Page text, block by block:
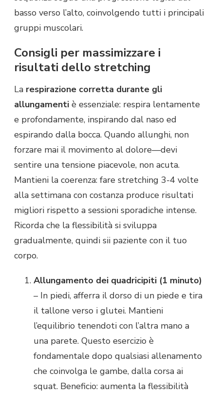
basso verso l’alto, coinvolgendo tutti i principali
gruppi muscolari.
Consigli per massimizzare i
risultati dello stretching
La respirazione corretta durante gli
allungamenti è essenziale: respira lentamente
e profondamente, inspirando dal naso ed
espirando dalla bocca. Quando allunghi, non
forzare mai il movimento al dolore—devi
sentire una tensione piacevole, non acuta.
Mantieni la coerenza: fare stretching 3-4 volte
alla settimana con costanza produce risultati
migliori rispetto a sessioni sporadiche intense.
Ricorda che la flessibilità si sviluppa
gradualmente, quindi sii paziente con il tuo
corpo.
Allungamento dei quadricipiti (1 minuto)
– In piedi, afferra il dorso di un piede e tira
il tallone verso i glutei. Mantieni
l’equilibrio tenendoti con l’altra mano a
una parete. Questo esercizio è
fondamentale dopo qualsiasi allenamento
che coinvolga le gambe, dalla corsa ai
squat. Beneficio: aumenta la flessibilità